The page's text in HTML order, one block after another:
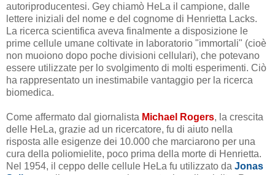
autoriproducentesi. Gey chiamò HeLa il campione, dalle
lettere iniziali del nome e del cognome di Henrietta Lacks.
La ricerca scientifica aveva finalmente a disposizione le
prime cellule umane coltivate in laboratorio "immortali" (cioè
non muoiono dopo poche divisioni cellulari), che potevano
essere utilizzate per lo svolgimento di molti esperimenti. Ciò
ha rappresentato un inestimabile vantaggio per la ricerca
biomedica.
Come affermato dal giornalista Michael Rogers, la crescita
delle HeLa, grazie ad un ricercatore, fu di aiuto nella
risposta alle esigenze dei 10.000 che marciarono per una
cura della poliomielite, poco prima della morte di Henrietta.
Nel 1954, il ceppo delle cellule HeLa fu utilizzato da Jonas